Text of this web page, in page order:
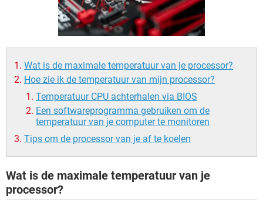
Wat is de maximale temperatuur van je processor?
Hoe zie ik de temperatuur van mijn processor?
Temperatuur CPU achterhalen via BIOS
Een softwareprogramma gebruiken om de
temperatuur van je computer te monitoren
Tips om de processor van je af te koelen
Wat is de maximale temperatuur van je
processor?